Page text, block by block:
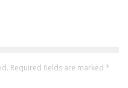
Required fields are marked *